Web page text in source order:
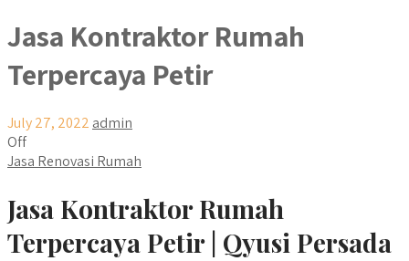
Jasa Kontraktor Rumah
Terpercaya Petir
July 27, 2022 admin
Off
Jasa Renovasi Rumah
Jasa Kontraktor Rumah
Terpercaya Petir | Qyusi Persada